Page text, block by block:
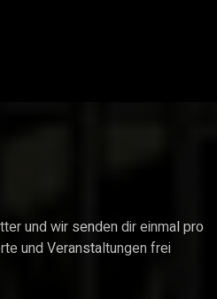
und wir senden dir einmal pro
und Veranstaltungen frei